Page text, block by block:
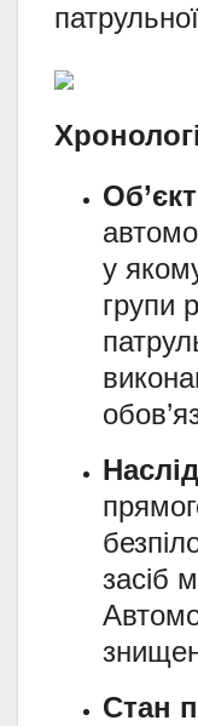
у
групи
засіб
Стан